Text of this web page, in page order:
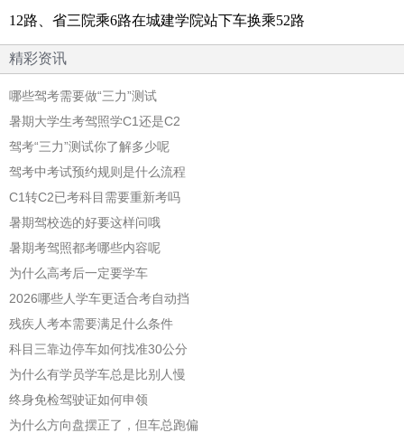
12路、省三院乘6路在城建学院站下车换乘52路
精彩资讯
哪些驾考需要做“三力”测试
暑期大学生考驾照学C1还是C2
驾考“三力”测试你了解多少呢
驾考中考试预约规则是什么流程
C1转C2已考科目需要重新考吗
暑期驾校选的好要这样问哦
暑期考驾照都考哪些内容呢
为什么高考后一定要学车
2026哪些人学车更适合考自动挡
残疾人考本需要满足什么条件
科目三靠边停车如何找准30公分
为什么有学员学车总是比别人慢
终身免检驾驶证如何申领
为什么方向盘摆正了，但车总跑偏